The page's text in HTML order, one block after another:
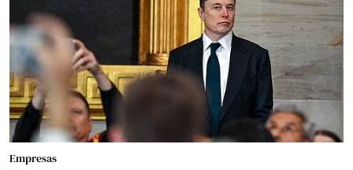
Empresas